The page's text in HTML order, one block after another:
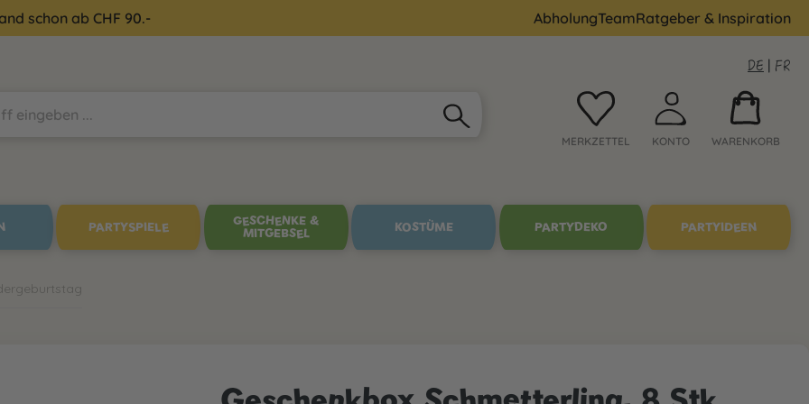
schon ab CHF 90.- AbholungTeamRatgeber & Inspiration
DE | FR
MERKZETTEL KONTO WARENKORB
PARTYSPIELE
GESCHENKE &
MITGEBSEL
KOSTÜME PARTYDEKO PARTYIDEEN